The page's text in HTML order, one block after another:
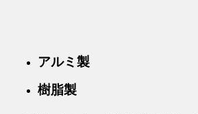
アルミ製
樹脂製